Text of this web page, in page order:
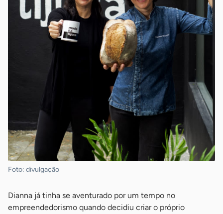
Foto: divulgação
Dianna já tinha se aventurado por um tempo no
empreendedorismo quando decidiu criar o próprio